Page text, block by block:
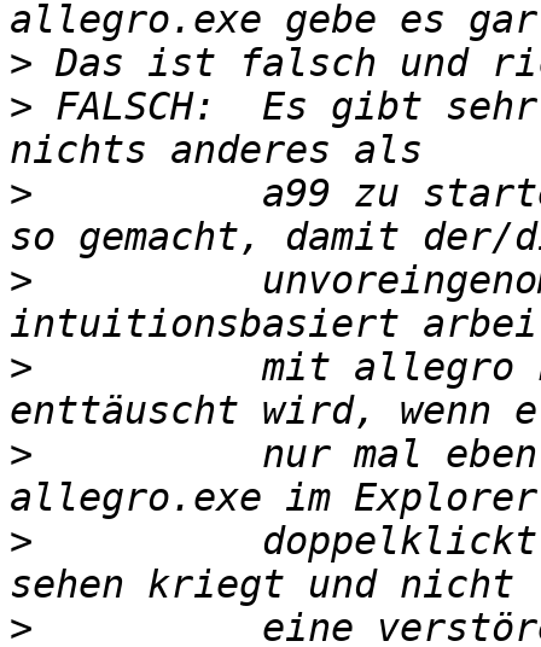
>
> FALSCH:  Es gibt
>
a99 zu
>
>
mit allegro
>
nur mal
>
>